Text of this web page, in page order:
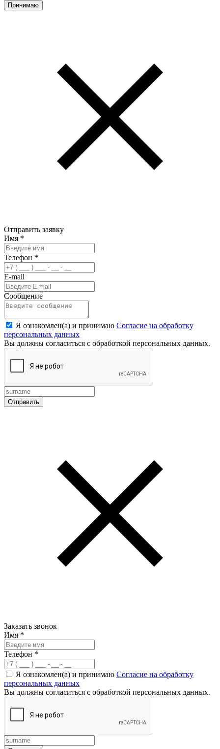
Принимаю
Отправить заявку
Имя *
Телефон *
E-mail
Сообщение
Я ознакомлен(а) и принимаю Согласие на обработку
персональных данных
Вы должны согласиться с обработкой персональных данных.
Заказать звонок
Имя *
Телефон *
Я ознакомлен(а) и принимаю Согласие на обработку
персональных данных
Вы должны согласиться с обработкой персональных данных.